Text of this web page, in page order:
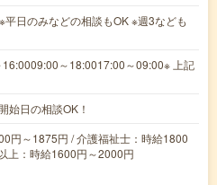
平日のみなどの相談もOK ※週3なども
16:0009:00～18:0017:00～09:00※ 上記
日の相談OK！
円～1875円 / 介護福祉士：時給1800
上：時給1600円～2000円